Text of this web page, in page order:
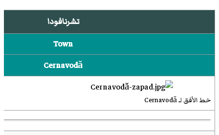
تشرنافودا
Town
Cernavodă
خط الأفق لـ Cernavodă